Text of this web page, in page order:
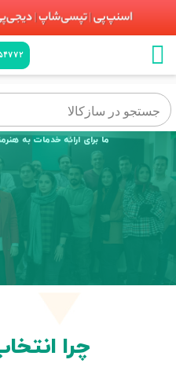
ما برای ارائه خدمات به
چرا